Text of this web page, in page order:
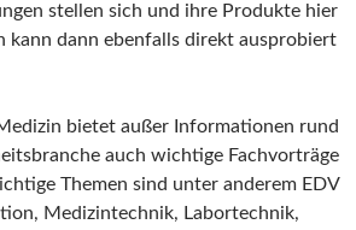
stellen sich und ihre Produkte hier
kann dann ebenfalls direkt ausprobiert
bietet außer Informationen rund
auch wichtige Fachvorträge
Themen sind unter anderem EDV
Medizintechnik, Labortechnik,